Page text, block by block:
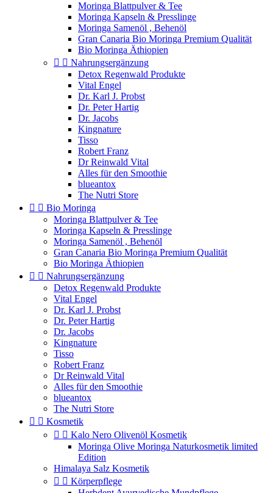
Moringa Blattpulver & Tee
Moringa Kapseln & Presslinge
Moringa Samenöl , Behenöl
Gran Canaria Bio Moringa Premium Qualität
Bio Moringa Äthiopien
  Nahrungsergänzung
Detox Regenwald Produkte
Vital Engel
Dr. Karl J. Probst
Dr. Peter Hartig
Dr. Jacobs
Kingnature
Tisso
Robert Franz
Dr Reinwald Vital
Alles für den Smoothie
blueantox
The Nutri Store
  Bio Moringa
Moringa Blattpulver & Tee
Moringa Kapseln & Presslinge
Moringa Samenöl , Behenöl
Gran Canaria Bio Moringa Premium Qualität
Bio Moringa Äthiopien
  Nahrungsergänzung
Detox Regenwald Produkte
Vital Engel
Dr. Karl J. Probst
Dr. Peter Hartig
Dr. Jacobs
Kingnature
Tisso
Robert Franz
Dr Reinwald Vital
Alles für den Smoothie
blueantox
The Nutri Store
  Kosmetik
  Kalo Nero Olivenöl Kosmetik
Moringa Olive Moringa Naturkosmetik limited
Edition
Himalaya Salz Kosmetik
  Körperpflege